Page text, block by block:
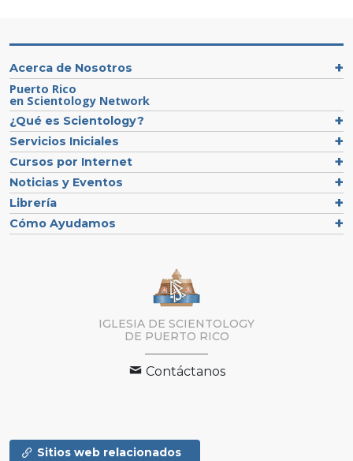
Acerca de Nosotros
Puerto Rico
en Scientology Network
¿Qué es Scientology?
Servicios Iniciales
Cursos por Internet
Noticias y Eventos
Librería
Cómo Ayudamos
IGLESIA DE SCIENTOLOGY
DE PUERTO RICO
Contáctanos
Sitios web relacionados